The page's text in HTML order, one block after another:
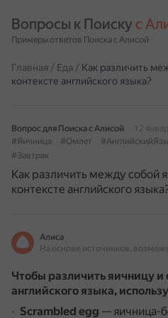
Вопросы к Поиску с
Примеры ответов Поиска с Алисой
Главная / Еда / Как различить
контексте английского языка?
Вопрос для Поиска с Алисой
12
#Яичница
#Омлет
#Завтрак
Как различить между собой
контексте английского
Алиса
Чтобы различить яичницу и
английского языка,
Scrambled egg — яичница-